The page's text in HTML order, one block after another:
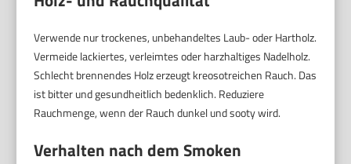
Verwende nur trockenes, unbehandeltes Laub- oder Hartholz.
Vermeide lackiertes, verleimtes oder harzhaltiges Nadelholz.
Schlecht brennendes Holz erzeugt kreosotreichen Rauch. Das
ist bitter und gesundheitlich bedenklich. Reduziere
Rauchmenge, wenn der Rauch dunkel und sooty wird.
Verhalten nach dem Smoken